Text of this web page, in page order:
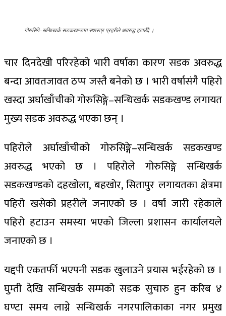
गोरुसिंगे–सन्धिखर्क सडकखण्डमा सशस्त्र प्रहरीले अवरुद्ध हटाउँदै ।
चार दिनदेखी परिरहेको भारी वर्षाका कारण सडक अवरुद्ध
बन्दा आवतजावत ठप्प जस्तै बनेको छ । भारी वर्षासंगै पहिरो
खस्दा अर्घाखाँचीको गोरुसिङ्गे–सन्धिखर्क सडकखण्ड लगायत
मुख्य सडक अवरुद्ध भएका छन् ।
पहिरोले अर्घाखाँचीको गोरुसिङ्गे–सन्धिखर्क सडकखण्ड
अवरुद्ध भएको छ । पहिरोले गोरुसिङ्गे सन्धिखर्क
सडकखण्डको दहखोला, बहखोर, सितापुर लगायतका क्षेत्रमा
पहिरो खसेको प्रहरीले जनाएको छ । वर्षा जारी रहेकाले
पहिरो हटाउन समस्या भएको जिल्ला प्रशासन कार्यालयले
जनाएको छ ।
यद्दपी एकतर्फी भएपनी सडक खुलाउने प्रयास भईरहेको छ ।
घुम्ती देखि सन्धिखर्क सम्मको सडक सुचारु हुन करिब ४
घण्टा समय लाग्ने सन्धिखर्क नगरपालिकाका नगर प्रमुख